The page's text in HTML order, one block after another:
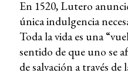
En 1520, Lutero
única indulgencia
Toda la vida es una
sentido de que uno se
de salvación a través